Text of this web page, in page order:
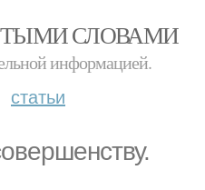
СЛОВАМИ
информацией.
статьи